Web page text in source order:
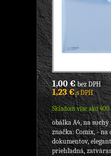
1,00 €bez DPH
1,23 €s DPH
Skladom viac ako 400
obálka A4, na
značka: Comix, - na
dokumentov,
priehľadná,